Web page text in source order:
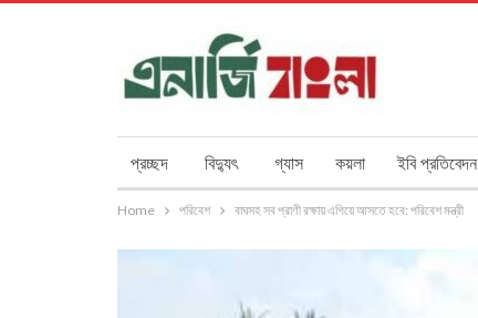
প্রচ্ছদ বিদ্যুৎ গ্যাস কয়লা ইবি প্রতিবেদন
Home পরিবেশ বাঘসহ সব প্রাণী রক্ষায় এগিয়ে আসতে হবে: পরিবেশ মন্ত্রী